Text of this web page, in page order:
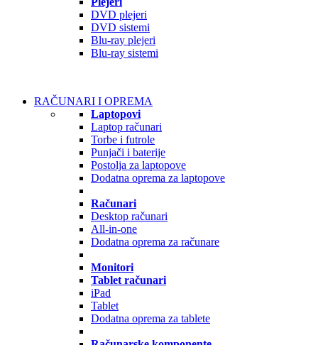
DVD plejeri
DVD sistemi
Blu-ray plejeri
Blu-ray sistemi
RAČUNARI I OPREMA
Laptopovi
Laptop računari
Torbe i futrole
Punjači i baterije
Postolja za laptopove
Dodatna oprema za laptopove
Računari
Desktop računari
All-in-one
Dodatna oprema za računare
Monitori
Tablet računari
iPad
Tablet
Dodatna oprema za tablete